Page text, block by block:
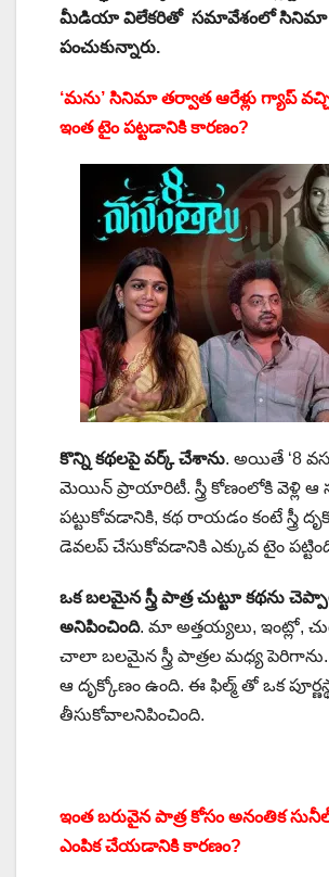
మీడియా విలేకరితో సమావేశంలో సినిమా
పంచుకున్నారు.
‘మను’ సినిమా తర్వాత ఆరేళ్లు గ్యాప్
ఇంత టైం పట్టడానికి కారణం?
కొన్ని కథలపై వర్క్ చేశాను. అయితే ‘8
మెయిన్ ప్రాయారిటీ. స్త్రీ కోణంలోకి వెళ్లి ఆ
పట్టుకోవడానికి, కథ రాయడం కంటే స్త్రీ
డెవలప్ చేసుకోవడానికి ఎక్కువ టైం
ఒక బలమైన స్త్రీ పాత్ర చుట్టూ కథను
అనిపించింది. మా అత్తయ్యలు, ఇంట్లో,
చాలా బలమైన స్త్రీ పాత్రల మధ్య
ఆ దృక్కోణం ఉంది. ఈ ఫిల్మ్ తో ఒక
తీసుకోవాలనిపించింది.
ఇంత బరువైన పాత్ర కోసం అనంతిక
ఎంపిక చేయడానికి కారణం?